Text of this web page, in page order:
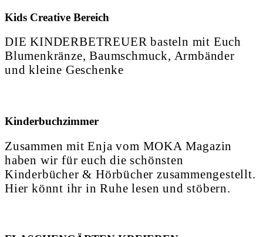
Kids Creative Bereich
DIE KINDERBETREUER basteln mit Euch
Blumenkränze, Baumschmuck, Armbänder
und kleine Geschenke
Kinderbuchzimmer
Zusammen mit Enja vom MOKA Magazin
haben wir für euch die schönsten
Kinderbücher & Hörbücher zusammengestellt.
Hier könnt ihr in Ruhe lesen und stöbern.